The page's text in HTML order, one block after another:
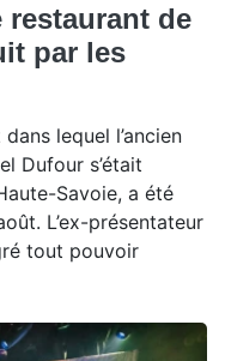
restaurant de
par les
lequel l’ancien
Dufour s’était
Savoie, a été
L’ex-présentateur
tout pouvoir